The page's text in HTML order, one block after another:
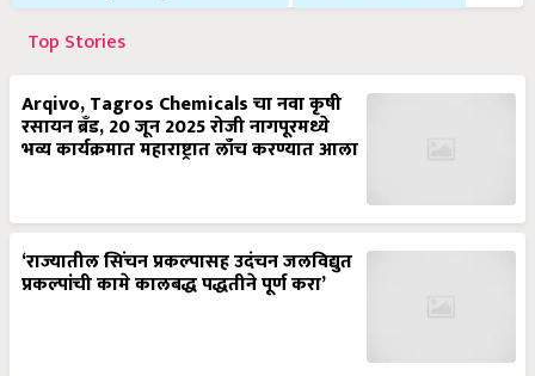
Top Stories
Arqivo, Tagros Chemicals चा नवा कृषी
रसायन ब्रँड, 20 जून 2025 रोजी नागपूरमध्ये
भव्य कार्यक्रमात महाराष्ट्रात लाँच करण्यात आला
‘राज्यातील सिंचन प्रकल्पासह उदंचन जलविद्युत
प्रकल्पांची कामे कालबद्ध पद्धतीने पूर्ण करा’